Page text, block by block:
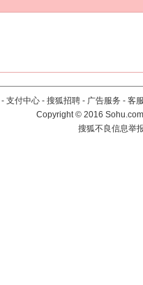
- 支付中心 - 搜狐招聘 - 广告服务 - 客
Copyright©2016
搜狐不良信息举